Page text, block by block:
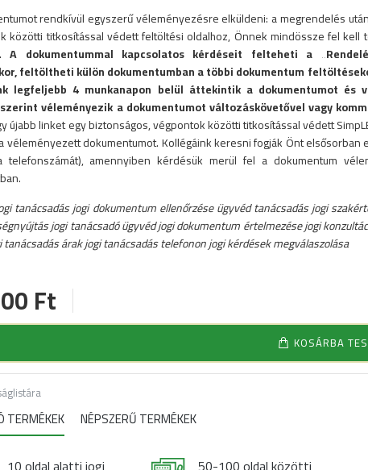
rendkívül egyszerű véleményezésre elküldeni: a megrendelés
közötti titkosítással védett feltöltési oldalhoz, Önnek mindössze fel
A dokumentummal kapcsolatos kérdéseit felteheti a
feltöltheti külön dokumentumban a többi dokumentum
legfeljebb 4 munkanapon belül áttekintik a dokumentumot és
véleményezik a dokumentumot változáskövetővel vagy
újabb linket egy biztonságos, végpontok közötti titkosítással védett
véleményezett dokumentumot. Kollégáink keresni fogják Önt
telefonszámát), amennyiben kérdésük merül fel a dokumentum
tanácsadás jogi dokumentum ellenőrzése ügyvéd tanácsadás jogi
jogi tanácsadó ügyvéd jogi dokumentum értelmezése jogi
tanácsadás árak jogi tanácsadás telefonon jogi kérdések megválaszolása
Ft
KOSÁRBA
TERMÉKEK NÉPSZERŰ TERMÉKEK